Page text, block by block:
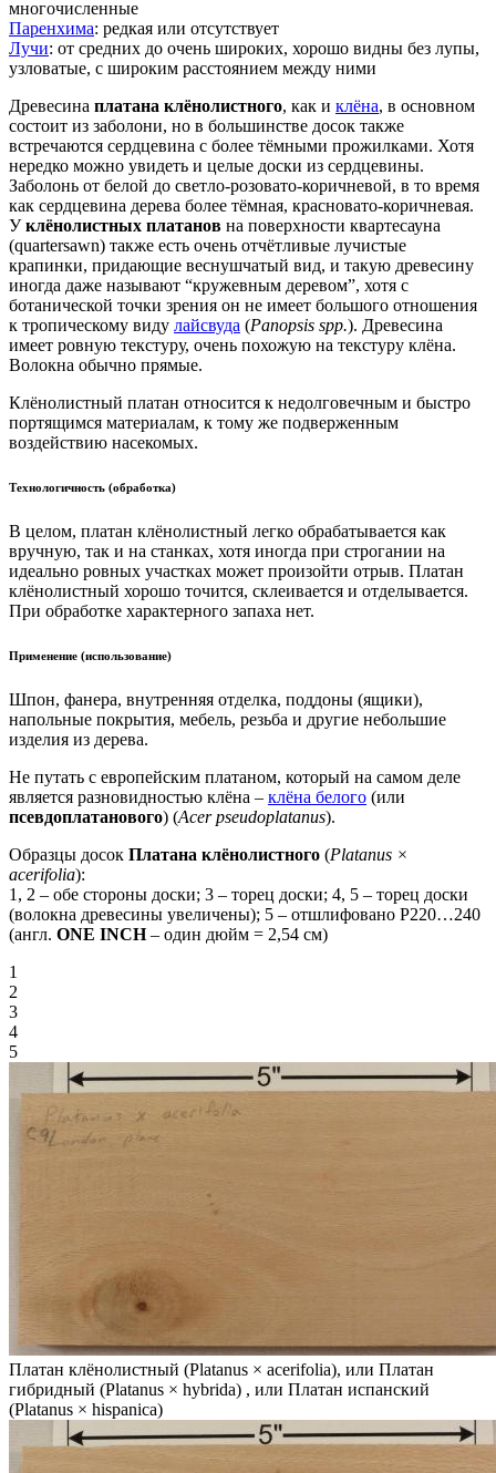
многочисленные
Паренхима: редкая или отсутствует
Лучи: от средних до очень широких, хорошо видны без лупы,
узловатые, с широким расстоянием между ними
Древесина платана клёнолистного, как и клёна, в основном
состоит из заболони, но в большинстве досок также
встречаются сердцевина с более тёмными прожилками. Хотя
нередко можно увидеть и целые доски из сердцевины.
Заболонь от белой до светло-розовато-коричневой, в то время
как сердцевина дерева более тёмная, красновато-коричневая.
Уклёнолистных платанов на поверхности квартесауна
(quartersawn) также есть очень отчётливые лучистые
крапинки, придающие веснушчатый вид, и такую древесину
иногда даже называют “кружевным деревом”, хотя с
ботанической точки зрения он не имеет большого отношения
к тропическому виду лайсвуда (Panopsis spp.). Древесина
имеет ровную текстуру, очень похожую на текстуру клёна.
Волокна обычно прямые.
Клёнолистный платан относится к недолговечным и быстро
портящимся материалам, к тому же подверженным
воздействию насекомых.
Технологичность (обработка)
В целом, платан клёнолистный легко обрабатывается как
вручную, так и на станках, хотя иногда при строгании на
идеально ровных участках может произойти отрыв. Платан
клёнолистный хорошо точится, склеивается и отделывается.
При обработке характерного запаха нет.
Применение (использование)
Шпон, фанера, внутренняя отделка, поддоны (ящики),
напольные покрытия, мебель, резьба и другие небольшие
изделия из дерева.
Не путать с европейским платаном, который на самом деле
является разновидностью клёна – клёна белого (или
псевдоплатанового) (Acer pseudoplatanus).
Образцы досок Платана клёнолистного (Platanus ×
acerifolia):
1, 2 – обе стороны доски; 3 – торец доски; 4, 5 – торец доски
(волокна древесины увеличены); 5 – отшлифовано P220…240
(англ. ONE INCH– один дюйм = 2,54 см)
1
2
3
4
5
Платан клёнолистный (Platanus × acerifolia), или Платан
гибридный (Platanus × hybrida) , или Платан испанский
(Platanus × hispanica)